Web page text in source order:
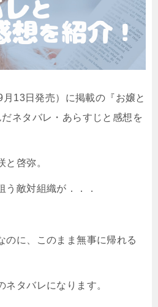
13日発売）に掲載の『お嬢と
ネタバレ・あらすじと感想を
と啓弥。
う敵対組織が．．．
のに、このまま無事に帰れる
タバレになります。